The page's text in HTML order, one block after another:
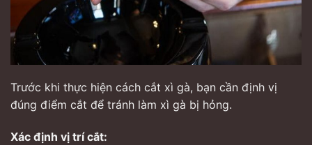
Trước khi thực hiện cách cắt xì gà, bạn cần định vị
đúng điểm cắt để tránh làm xì gà bị hỏng.
Xác định vị trí cắt: